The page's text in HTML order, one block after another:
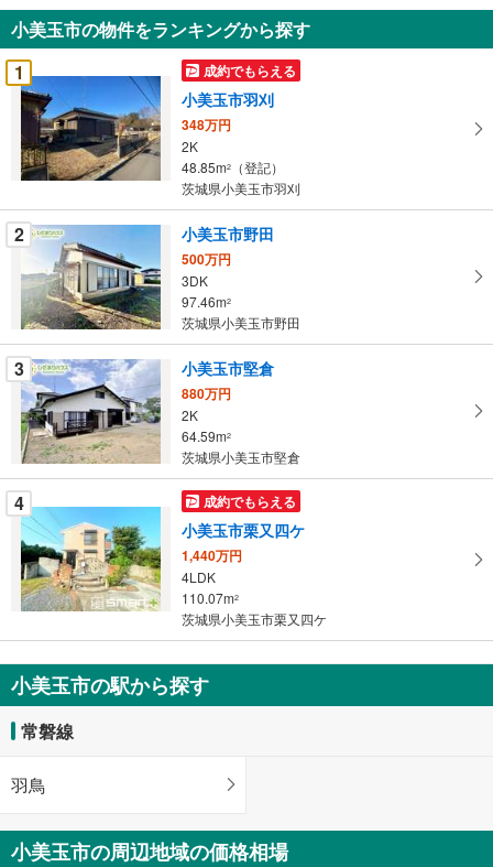
知
を
受
け
取
る
・
条
件
を
マ
イ
ペ
ー
ジ
に
保
存
す
る
小美玉市の物件をランキングから探す
1
成約でもらえる
小美玉市羽刈
348万円
2K
48.85m2
（登記）
茨城県小美玉市羽刈
2 小美玉市野田
500万円
3DK
97.46m2
茨城県小美玉市野田
3 小美玉市堅倉
880万円
2K
64.59m2
茨城県小美玉市堅倉
4 成約でもらえる
小美玉市栗又四ケ
1,440万円
4LDK
110.07m2
茨城県小美玉市栗又四ケ
小美玉市の駅から探す
常磐線
羽鳥
小美玉市の周辺地域の価格相場